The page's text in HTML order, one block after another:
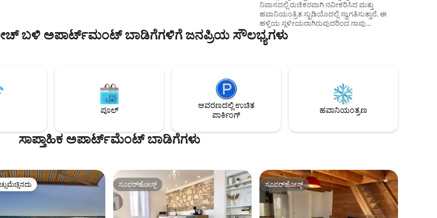
ನಿವಾಸದಲ್ಲಿ ರುಚಿಕರವಾಗಿ ನವೀಕರಿಸಿದ ಮತ್ತು
ಹವಾನಿಯಂತ್ರಿತ ಸ್ಟುಡಿಯೊದಲ್ಲಿ ಸ್ವಾಗತಿಸುತ್ತಾರೆ. ಈ
ಹಳ್ಳಿಯ ಸ್ಥಳೀಯರಾಗಿರುವುದರಿಂದ ನಾವು
ಅನ್ವೇಷಿಸಬೇಕಾದ ವಿಭಿನ್ನ ವಿಷಯಗಳ ಬಗ್ಗೆ ನಿಮಗೆ
ಸಲಹೆ ನೀಡಬಹುದು. ಆದರ್ಶಪ್ರಾಯವಾಗಿ ಗ್ರೇಜೆಲ್
ಡೈವಿಂಗ್, ಸಮುದ್ರ ಮೀನುಗಾರಿಕೆ ಮತ್ತು ಇನ್ನೂ
ಹೆಚ್ಚಿನವುಗಳನ್ನು ಅನ್ವೇಷಿಸಬಹುದು. ಶೀಘ್ರದಲ್ಲೇ
ನಿಮ್ಮನ್ನು ಭೇಟಿ ಮಾಡುತ್ತೇವೆ.
ಬಳಿ ಅಪಾರ್ಟ್‌ಮಂಟ್ ಬಾಡಿಗೆಗಳಿಗೆ ಜನಪ್ರಿಯ ಸೌಲಭ್ಯಗಳು
ಪೂಲ್
ಆವರಣದಲ್ಲಿ ಉಚಿತ
ಪಾರ್ಕಿಂಗ್
ಹವಾನಿಯಂತ್ರಣ
ಸಾಪ್ತಾಹಿಕ ಅಪಾರ್ಟ್‌ಮೆಂಟ್ ಬಾಡಿಗೆಗಳು
ಸೂಪರ್‌ಹೋಸ್ಟ್
ಸೂಪರ್‌ಹೋಸ್ಟ್ ಸೂಪರ್‌ಹೋಸ್ಟ್
ಸೂಪರ್‌ಹೋಸ್ಟ್